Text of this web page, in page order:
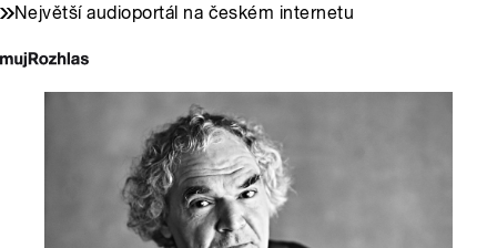
Největší audioportál na českém internetu